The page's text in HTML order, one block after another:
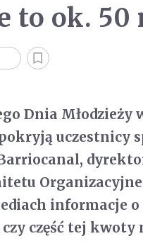
to ok. 50
Dnia Młodzieży
uczestnicy
informacje
część tej